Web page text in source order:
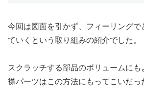
今回は図面を引かず、フィーリングで
ていくという取り組みの紹介でした。
スクラッチする部品のボリュームに
襟パーツはこの方法にもってこいだっ